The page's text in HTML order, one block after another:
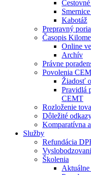
Kabotáž
Prepravný
Časopis
Online
Archív
Právne
Povolenia
Žiadosť
Pravidlá
CEMT
Rozloženie
Dôležité
Komparatívna
Služby
Refundácia
Školenia